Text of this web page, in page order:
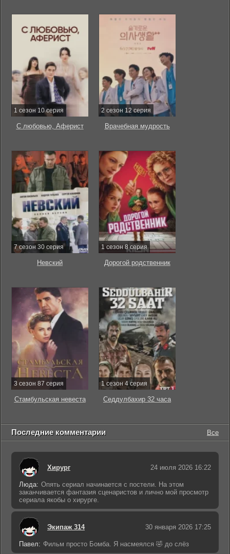
1 сезон 10 серия
С любовью, Аферист
2 сезон 12 серия
Врачебная мудрость
7 сезон 30 серия
Невский
1 сезон 8 серия
Дорогой родственник
3 сезон 87 серия
Стамбульская невеста
1 сезон 4 серия
Седдулбахир 32 часа
Последние комментарии Все
Хирург 24 июля 2026 16:22
Люда: Опять сериал начинается с постели. На этом
заканчивается фантазия сценаристов и лично мой просмотр
сериала якобы о хирурге.
Экипаж 314 30 января 2026 17:25
Павел: Фильм просто Бомба. Я насмеялся 🤣 до слёз